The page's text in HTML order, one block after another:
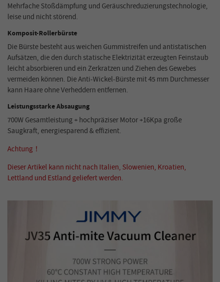
Mehrfache Stoßdämpfung und Geräuschreduzierungstechnologie,
leise und nicht störend.
Komposit-Rollerbürste
Die Bürste besteht aus weichen Gummistreifen und antistatischen
Aufsätzen, die den durch statische Elektrizität erzeugten Feinstaub
leicht absorbieren und ein Zerkratzen und Ziehen des Gewebes
vermeiden können. Die Anti-Wickel-Bürste mit 45 mm Durchmesser
kann Haare ohne Verheddern entfernen.
Leistungsstarke Absaugung
700W Gesamtleistung + hochpräziser Motor +16Kpa große
Saugkraft, energiesparend & effizient.
Achtung！
Dieser Artikel kann nicht nach Italien, Slowenien, Kroatien,
Lettland und Estland geliefert werden.